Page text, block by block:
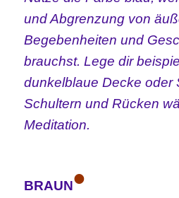
und Abgrenzung von
Begebenheiten und
brauchst. Lege dir
dunkelblaue Decke oder
Schultern und Rücken
Meditation.
BRAUN•